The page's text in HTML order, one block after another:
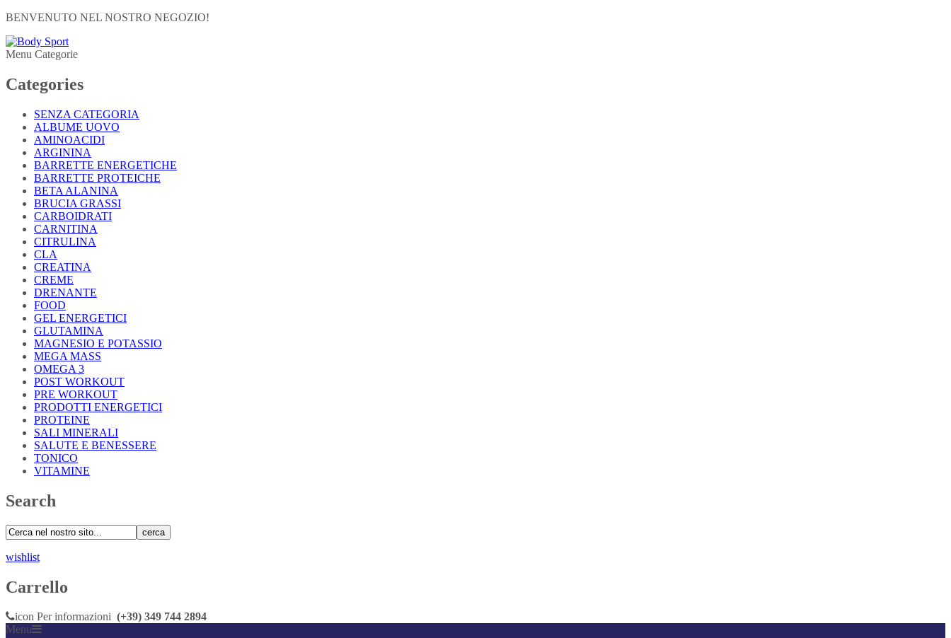
BENVENUTO NEL NOSTRO NEGOZIO!
Menu Categorie
Categories
SENZA CATEGORIA
ALBUME UOVO
AMINOACIDI
ARGININA
BARRETTE ENERGETICHE
BARRETTE PROTEICHE
BETA ALANINA
BRUCIA GRASSI
CARBOIDRATI
CARNITINA
CITRULINA
CLA
CREATINA
CREME
DRENANTE
FOOD
GEL ENERGETICI
GLUTAMINA
MAGNESIO E POTASSIO
MEGA MASS
OMEGA 3
POST WORKOUT
PRE WORKOUT
PRODOTTI ENERGETICI
PROTEINE
SALI MINERALI
SALUTE E BENESSERE
TONICO
VITAMINE
Search
cerca
wishlist
Carrello
icon Per informazioni (+39) 349 744 2894
Menu